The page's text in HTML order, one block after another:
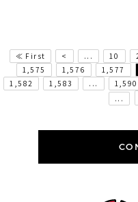
≪ First < ... 10
1,575
1,576 1,577
1,582
1,583 ... 1,590
...